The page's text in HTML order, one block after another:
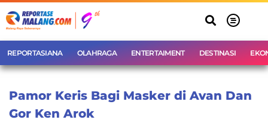
REPORTASIANA OLAHRAGA ENTERTAIMENT DESTINASI
Pamor Keris Bagi Masker di Avan Dan
Gor Ken Arok